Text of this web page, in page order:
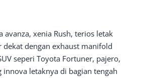
avanza, xenia Rush, terios letak
dekat dengan exhaust manifold
seperi Toyota Fortuner, pajero,
innova letaknya di bagian tengah